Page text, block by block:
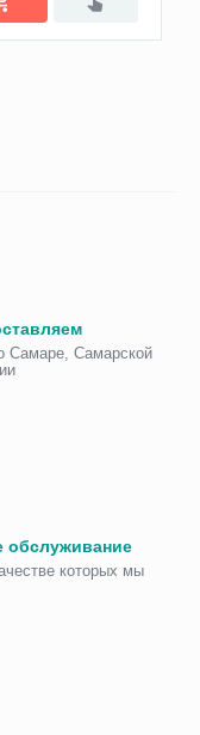
Самаре, Самарской
обслуживание
которых мы